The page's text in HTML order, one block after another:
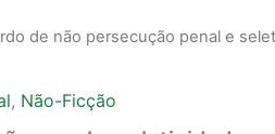
de não persecução penal e
, Não-Ficção